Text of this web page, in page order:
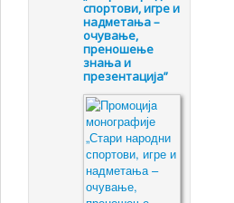
спортови, игре и
надметања –
очување,
преношење
знања и
презентација”